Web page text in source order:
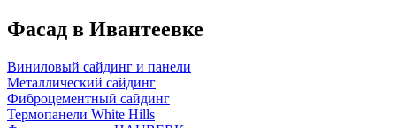
Фасад в Ивантеевке
Виниловый сайдинг и панели
Металлический сайдинг
Фиброцементный сайдинг
Термопанели White Hills